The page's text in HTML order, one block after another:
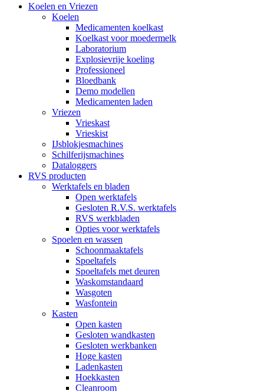
Koelen en Vriezen
Koelen
Medicamenten koelkast
Koelkast voor moedermelk
Laboratorium
Explosievrije koeling
Professioneel
Bloedbank
Demo modellen
Medicamenten laden
Vriezen
Vrieskast
Vrieskist
IJsblokjesmachines
Schilferijsmachines
Dataloggers
RVS producten
Werktafels en bladen
Open werktafels
Gesloten R.V.S. werktafels
RVS werkbladen
Opties voor werktafels
Spoelen en wassen
Schoonmaaktafels
Spoeltafels
Spoeltafels met deuren
Waskomstandaard
Wasgoten
Wasfontein
Kasten
Open kasten
Gesloten wandkasten
Gesloten werkbanken
Hoge kasten
Ladenkasten
Hoekkasten
Cleanroom